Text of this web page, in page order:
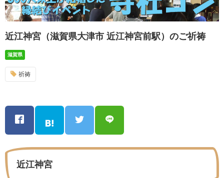
近江神宮（滋賀県大津市 近江神宮前駅）のご祈祷
滋賀県
祈祷
近江神宮